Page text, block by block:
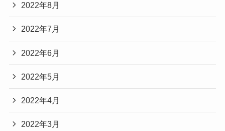
2022年8月
2022年7月
2022年6月
2022年5月
2022年4月
2022年3月